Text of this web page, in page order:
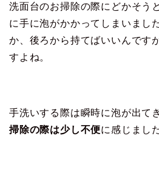
洗面台のお掃除の際にどかそう
に手に泡がかかってしまいまし
か、後ろから持てばいいんです
すよね。
手洗いする際は瞬時に泡が出て
掃除の際は少し不便に感じまし